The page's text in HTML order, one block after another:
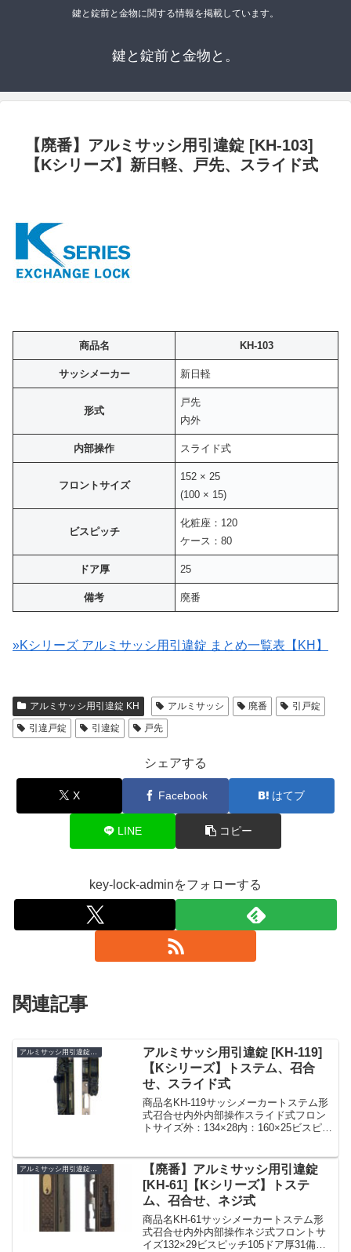
鍵と錠前と金物に関する情報を掲載しています。
鍵と錠前と金物と。
【廃番】アルミサッシ用引違錠 [KH-103]
【Kシリーズ】新日軽、戸先、スライド式
商品名 KH-103
サッシメーカー 新日軽
形式
戸先
内外
内部操作 スライド式
フロントサイズ
152 × 25
(100 × 15)
ビスピッチ
化粧座：120
ケース：80
ドア厚 25
備考 廃番
»Kシリーズ アルミサッシ用引違錠 まとめ一覧表【KH】
アルミサッシ用引違錠 KH アルミサッシ 廃番
引戸錠
引違戸錠
引違錠 戸先
シェアする
X Facebook はてブ
LINE コピー
key-lock-adminをフォローする
関連記事
アルミサッシ用引違錠 [KH-119]
【Kシリーズ】トステム、召合
せ、スライド式
商品名KH-119サッシメーカートステム形
式召合せ内外内部操作スライド式フロン
トサイズ外：134×28内：160×25ビスピッ
引違錠 引違戸...
【廃番】アルミサッシ用引違錠
[KH-61]【Kシリーズ】トステ
ム、召合せ、ネジ式
商品名KH-61サッシメーカートステム形
式召合せ内外内部操作ネジ式フロントサ
イズ132×29ビスピッチ105ドア厚31備